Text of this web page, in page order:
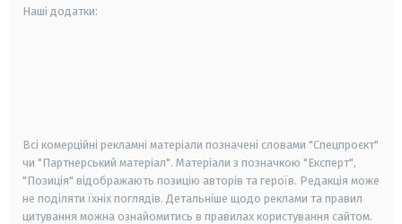
Наші додатки:
Всі комерційні рекламні матеріали позначені словами "Спецпроєкт"
чи "Партнерський матеріал". Матеріали з позначкою "Експерт",
"Позиція" відображають позицію авторів та героїв. Редакція може
не поділяти їхніх поглядів. Детальніше щодо реклами та правил
цитування можна ознайомитись в правилах користування сайтом.